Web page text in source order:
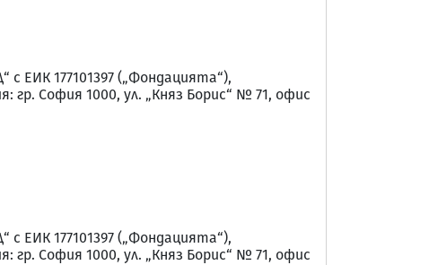
177101397 („Фондацията“),
София 1000, ул. „Княз Борис“ № 71, офис
177101397 („Фондацията“),
София 1000, ул. „Княз Борис“ № 71, офис